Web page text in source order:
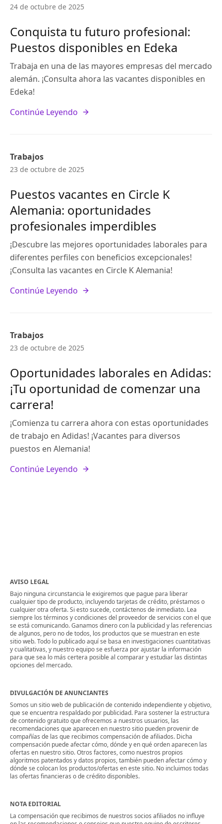
24 de octubre de 2025
Conquista tu futuro profesional:
Puestos disponibles en Edeka
Trabaja en una de las mayores empresas del mercado
alemán. ¡Consulta ahora las vacantes disponibles en
Edeka!
Continúe Leyendo
Trabajos
23 de octubre de 2025
Puestos vacantes en Circle K
Alemania: oportunidades
profesionales imperdibles
¡Descubre las mejores oportunidades laborales para
diferentes perfiles con beneficios excepcionales!
¡Consulta las vacantes en Circle K Alemania!
Continúe Leyendo
Trabajos
23 de octubre de 2025
Oportunidades laborales en Adidas:
¡Tu oportunidad de comenzar una
carrera!
¡Comienza tu carrera ahora con estas oportunidades
de trabajo en Adidas! ¡Vacantes para diversos
puestos en Alemania!
Continúe Leyendo
AVISO LEGAL
Bajo ninguna circunstancia le exigiremos que pague para liberar
cualquier tipo de producto, incluyendo tarjetas de crédito, préstamos o
cualquier otra oferta. Si esto sucede, contáctenos de inmediato. Lea
siempre los términos y condiciones del proveedor de servicios con el que
se está comunicando. Ganamos dinero con la publicidad y las referencias
de algunos, pero no de todos, los productos que se muestran en este
sitio web. Todo lo publicado aquí se basa en investigaciones cuantitativas
y cualitativas, y nuestro equipo se esfuerza por ajustar la información
para que sea lo más certera posible al comparar y estudiar las distintas
opciones del mercado.
DIVULGACIÓN DE ANUNCIANTES
Somos un sitio web de publicación de contenido independiente y objetivo,
que se encuentra respaldado por publicidad. Para sostener la estructura
de contenido gratuito que ofrecemos a nuestros usuarios, las
recomendaciones que aparecen en nuestro sitio pueden provenir de
compañías de las que recibimos compensación de afiliados. Dicha
compensación puede afectar cómo, dónde y en qué orden aparecen las
ofertas en nuestro sitio. Otros factores, como nuestros propios
algoritmos patentados y datos propios, también pueden afectar cómo y
dónde se colocan los productos/ofertas en este sitio. No incluimos todas
las ofertas financieras o de crédito disponibles.
NOTA EDITORIAL
La compensación que recibimos de nuestros socios afiliados no influye